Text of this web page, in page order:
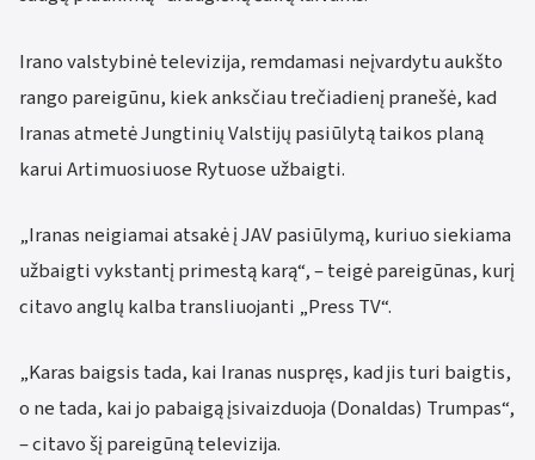
Irano valstybinė televizija, remdamasi neįvardytu aukšto
rango pareigūnu, kiek anksčiau trečiadienį pranešė, kad
Iranas atmetė Jungtinių Valstijų pasiūlytą taikos planą
karui Artimuosiuose Rytuose užbaigti.
„Iranas neigiamai atsakė į JAV pasiūlymą, kuriuo siekiama
užbaigti vykstantį primestą karą“, – teigė pareigūnas, kurį
citavo anglų kalba transliuojanti „Press TV“.
„Karas baigsis tada, kai Iranas nuspręs, kad jis turi baigtis,
o ne tada, kai jo pabaigą įsivaizduoja (Donaldas) Trumpas“,
– citavo šį pareigūną televizija.